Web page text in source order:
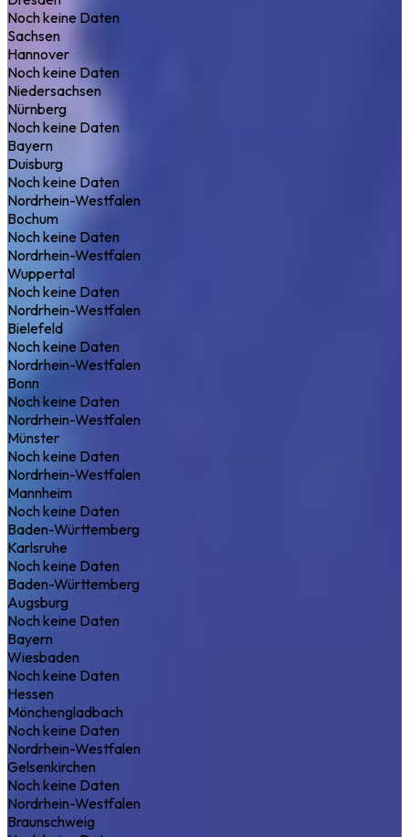
Noch keine Daten
Sachsen
Hannover
Noch keine Daten
Niedersachsen
Nürnberg
Noch keine Daten
Bayern
Duisburg
Noch keine Daten
Nordrhein-Westfalen
Bochum
Noch keine Daten
Nordrhein-Westfalen
Wuppertal
Noch keine Daten
Nordrhein-Westfalen
Bielefeld
Noch keine Daten
Nordrhein-Westfalen
Bonn
Noch keine Daten
Nordrhein-Westfalen
Münster
Noch keine Daten
Nordrhein-Westfalen
Mannheim
Noch keine Daten
Baden-Württemberg
Karlsruhe
Noch keine Daten
Baden-Württemberg
Augsburg
Noch keine Daten
Bayern
Wiesbaden
Noch keine Daten
Hessen
Mönchengladbach
Noch keine Daten
Nordrhein-Westfalen
Gelsenkirchen
Noch keine Daten
Nordrhein-Westfalen
Braunschweig